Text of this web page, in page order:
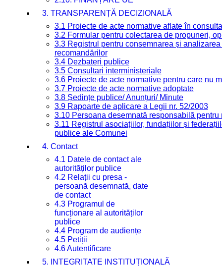
3. TRANSPARENȚĂ DECIZIONALĂ
3.1 Proiecte de acte normative aflate în
3.2 Formular pentru colectarea de propuneri,
3.3 Registrul pentru consemnarea și
recomandărilor
3.4 Dezbateri publice
3.5 Consultari interministeriale
3.6 Proiecte de acte normative pentru care nu
3.7 Proiecte de acte normative adoptate
3.8 Ședințe publice/ Anunțuri/ Minute
3.9 Rapoarte de aplicare a Legii nr. 52/2003
3.10 Persoana desemnată responsabilă
3.11 Registrul asociațiilor, fundațiilor și
publice ale Comunei
4. Contact
4.1 Datele de contact ale
autorităților publice
4.2 Relații cu presa -
persoană desemnată, date
de contact
4.3 Programul de
funcționare al autorităților
publice
4.4 Program de audiențe
4.5 Petiții
4.6 Autentificare
5. INTEGRITATE INSTITUȚIONALĂ